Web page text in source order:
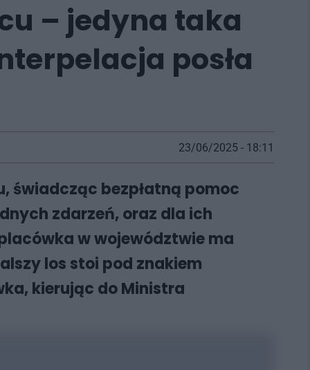
– jedyna taka
posła
23/06/2025 - 18:11
świadcząc bezpłatną pomoc
zdarzeń, oraz dla ich
w województwie ma
los stoi pod znakiem
kierując do Ministra